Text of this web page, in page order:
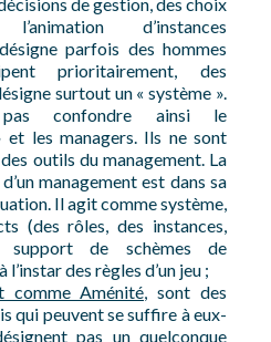
l’animation d’instances
parfois des hommes
prioritairement, des
surtout un « système ».
confondre ainsi le
et les managers. Ils ne sont
outils du management. La
management est dans sa
Il agit comme système,
(des rôles, des instances,
de schèmes de
des règles d’un jeu ;
comme Aménité, sont des
qui peuvent se suffire à eux-
pas un quelconque